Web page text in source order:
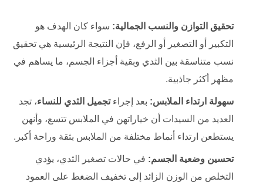
تحقيق التوازن والنسب الجمالية: سواء كان الهدف هو
التكبير أو التصغير أو الرفع، فإن النتيجة الرئيسية هي تحقيق
نسب متناسقة بين الثدي وبقية أجزاء الجسم، ما يساهم في
مظهر أكثر جاذبية.
سهولة ارتداء الملابس: بعد إجراءتجميل الثدي ‏للنساء، تجد
العديد من السيدات أن خياراتهن في الملابس تتسع، وأنهن
يستطعن ارتداء أنماط مختلفة من الملابس بثقة وراحة أكبر.
تحسين وضعية الجسم: في حالات تصغير الثدي، يؤدي
التخلص من الوزن الزائد إلى تخفيف الضغط على العمود